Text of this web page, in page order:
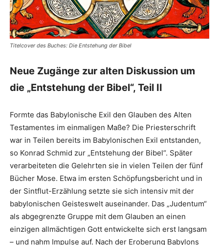
Titelcover des Buches: Die Entstehung der Bibel
Neue Zugänge zur alten Diskussion um
die „Entstehung der Bibel“, Teil II
Formte das Babylonische Exil den Glauben des Alten
Testamentes im einmaligen Maße? Die Priesterschrift
war in Teilen bereits im Babylonischen Exil entstanden,
so Konrad Schmid zur „Entstehung der Bibel“. Später
verarbeiteten die Gelehrten sie in vielen Teilen der fünf
Bücher Mose. Etwa im ersten Schöpfungsbericht und in
der Sintflut-Erzählung setzte sie sich intensiv mit der
babylonischen Geisteswelt ausei­nander. Das „Judentum“
als abgegrenzte Gruppe mit dem Glauben an einen
einzigen allmächtigen Gott entwickelte sich erst langsam
– und nahm Impulse auf. Nach der Eroberung Babylons